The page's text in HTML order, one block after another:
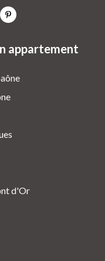
appartement
d'Or